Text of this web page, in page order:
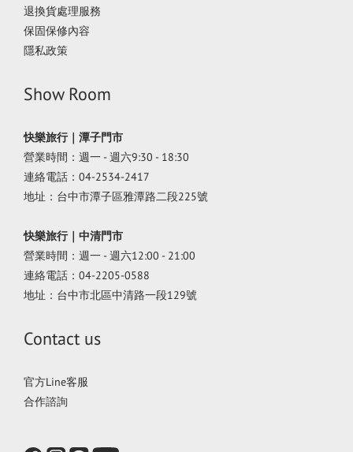
退換貨處理服務
保固保修內容
隱私政策
Show Room
快樂旅行｜潭子門市
營業時間：週一 - 週六9:30 - 18:30
連絡電話：04-2534-2417
地址：台中市潭子區雅潭路二段225號
快樂旅行｜中清門市
營業時間：週一 - 週六12:00 - 21:00
連絡電話：04-2205-0588
地址：台中市北區中清路一段129號
Contact us
官方Line客服
合作諮詢